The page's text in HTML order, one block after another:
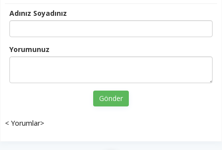
Adınız Soyadınız
Yorumunuz
Gönder
< Yorumlar>